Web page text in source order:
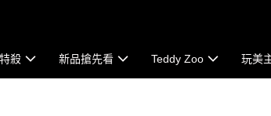
殺 新品搶先看 Teddy Zoo 玩美